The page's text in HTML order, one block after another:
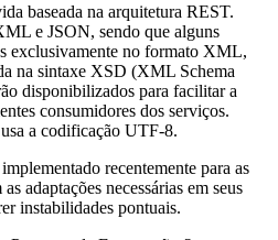
baseada na arquitetura REST.
e JSON, sendo que alguns
exclusivamente no formato XML,
na sintaxe XSD (XML Schema
disponibilizados para facilitar a
consumidores dos serviços.
a codificação UTF-8.
recentemente para as
adaptações necessárias em seus
instabilidades pontuais.